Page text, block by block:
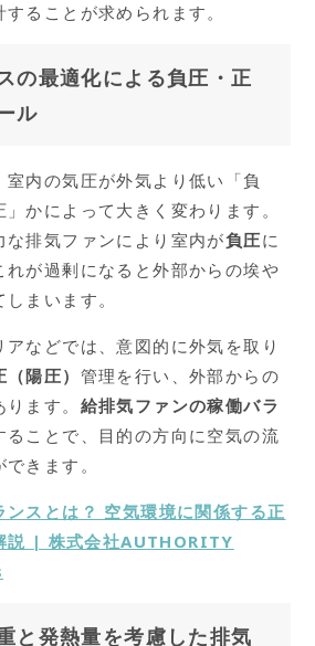
ることが求められます。
の最適化による負圧・正
ル
内の気圧が外気より低い「負
かによって大きく変わります。
排気ファンにより室内が負圧に
れが過剰になると外部からの埃や
まいます。
などでは、意図的に外気を取り
陽圧） 管理を行い、外部からの
ます。 給排気ファンの稼働バラ
ることで、目的の方向に空気の流
きます。
ンスとは？ 空気環境に関係する正
説 | 株式会社AUTHORITY
と発熱量を考慮した排気